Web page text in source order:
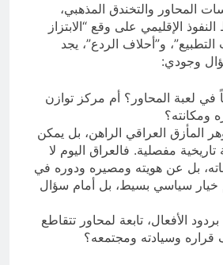
المحاور والتخندق المذهبي،
الإقليمي على وقع “الابتزاز
و”أحلاف الردع”، يجد
وجودي:
في لعبة المحاور؟ أم مركز توازن
ومكانته؟
المأزق العراقي الراهن، بل يمكن
تاريخية مفصلية. فالعراق اليوم لا
بل عن هويته ومصيره ودوره في
خيار سياسي بسيط، بل أمام سؤال
الأفعال، تابعة لمحاور تتقاطع
وسيادته ومجتمعه؟